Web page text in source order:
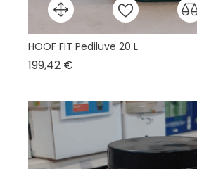
HOOF FIT Pediluve 20 L
199,42 €